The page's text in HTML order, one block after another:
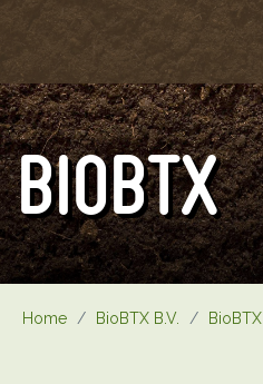
BIOBTX
Home / BioBTX B.V. / BioBTX